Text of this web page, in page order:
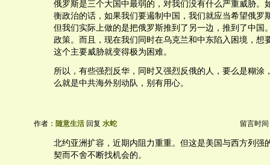
俄罗斯是三个大国中最弱的，对我们没有什么严重威胁。
衡政治的话，如果我们要遏制中国，我们就应当希望俄罗
但我们实际上做的是把俄罗斯推到了另一边，推到了中国
政策。而且，现在我们同时在乌克兰和中东陷入困境，想
这个主要威胁就变得极为困难。
所以，有些强烈反华，同时又强烈反俄的人，要么是糊涂
么就是中共海外别动队，别有用心。
作者： 随意生活 回复 水蛇 留言时间
北约亚洲扩容，近期内阻力重重。但这是美国与西方列强
契而不舍不断找机会的。